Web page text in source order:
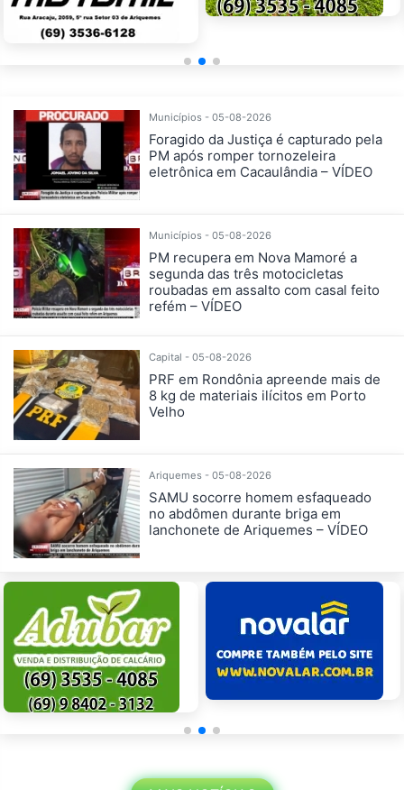
Municípios - 05-08-2026
Foragido da Justiça é capturado pela
PM após romper tornozeleira
eletrônica em Cacaulândia – VÍDEO
Municípios - 05-08-2026
PM recupera em Nova Mamoré a
segunda das três motocicletas
roubadas em assalto com casal feito
refém – VÍDEO
Capital - 05-08-2026
PRF em Rondônia apreende mais de
8 kg de materiais ilícitos em Porto
Velho
Ariquemes - 05-08-2026
SAMU socorre homem esfaqueado
no abdômen durante briga em
lanchonete de Ariquemes – VÍDEO